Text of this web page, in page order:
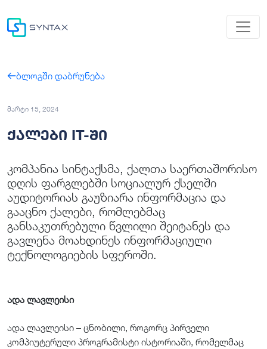
ბლოგში დაბრუნება
მარტი 15, 2024
ქალები IT-ში
კომპანია სინტაქსმა, ქალთა საერთაშორისო
დღის ფარგლებში სოციალურ ქსელში
აუდიტორიას გაუზიარა ინფორმაცია და
გააცნო ქალები, რომლებმაც
განსაკუთრებული წვლილი შეიტანეს და
გავლენა მოახდინეს ინფორმაციული
ტექნოლოგიების სფეროში.
ადა ლავლეისი
ადა ლავლეისი – ცნობილი, როგორც პირველი
კომპიუტერული პროგრამისტი ისტორიაში, რომელმაც